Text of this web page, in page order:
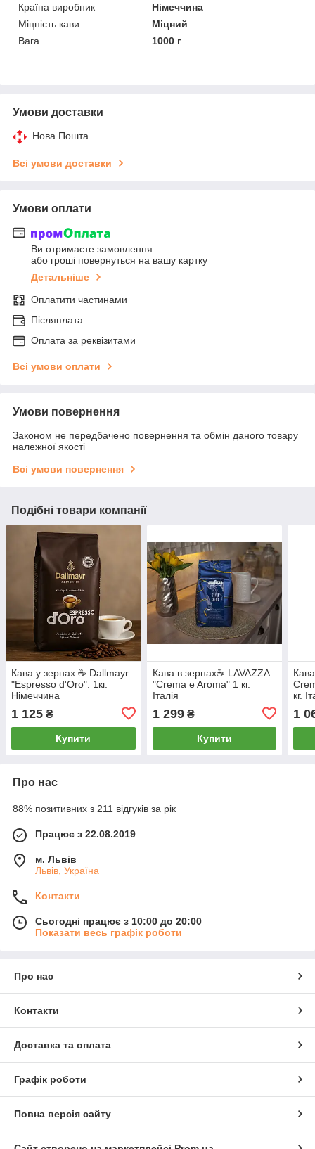
Країна виробник
Німеччина
Міцність кави
Міцний
Вага
1000 г
Умови доставки
Нова Пошта
Всі умови доставки
Умови оплати
Ви отримаєте замовлення
або гроші повернуться на вашу картку
Детальніше
Оплатити частинами
Післяплата
Оплата за реквізитами
Всі умови оплати
Умови повернення
Законом не передбачено повернення та обмін даного товару
належної якості
Всі умови повернення
Подібні товари компанії
Кава у зернах ☕️ Dallmayr
"Espresso d'Oro". 1кг.
Німеччина
1 125 ₴
Купити
Кава в зернах☕️ LAVAZZA
"Crema e Aroma" 1 кг.
Італія
1 299₴
Купити
кг.
1
Про нас
88% позитивних з 211 відгуків за рік
Працює з 22.08.2019
м. Львів
Львів, Україна
Контакти
Сьогодні працює з 10:00 до 20:00
Показати весь графік роботи
Про нас
Контакти
Доставка та оплата
Графік роботи
Повна версія сайту